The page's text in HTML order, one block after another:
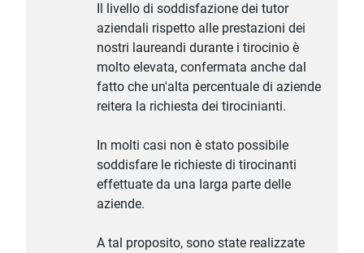
Il livello di soddisfazione dei tutor
aziendali rispetto alle prestazioni dei
nostri laureandi durante i tirocinio è
molto elevata, confermata anche dal
fatto che un'alta percentuale di aziende
reitera la richiesta dei tirocinianti.
In molti casi non è stato possibile
soddisfare le richieste di tirocinanti
effettuate da una larga parte delle
aziende.
A tal proposito, sono state realizzate